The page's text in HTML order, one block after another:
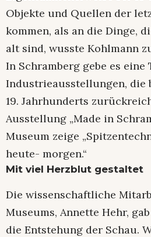
Objekte und Quellen der
kommen, als an die Dinge,
alt sind, wusste Kohlmann
In Schramberg gebe es
Industrieausstellungen, die
19. Jahrhunderts
Ausstellung „Made in
Museum zeige
heute- morgen.“
Mit viel Herzblut gestaltet
Die wissenschaftliche
Museums, Annette Hehr,
die Entstehung der Schau.